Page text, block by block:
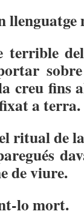
llenguatge
terrible
sobre
creu fins
a terra.
ritual de
de viure.
lo mort.